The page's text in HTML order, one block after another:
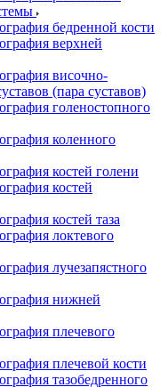
бедренной кости
верхней
височно-
(пара суставов)
голеностопного
коленного
костей голени
костей
костей таза
локтевого
лучезапястного
нижней
плечевого
плечевой кости
тазобедренного